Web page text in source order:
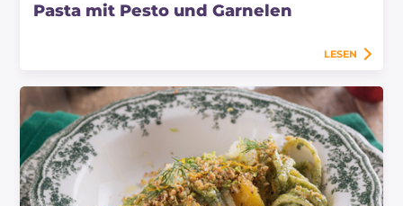
Pasta mit Pesto und Garnelen
LESEN